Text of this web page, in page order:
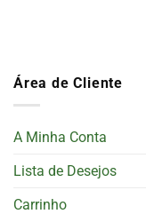
Área de Cliente
A Minha Conta
Lista de Desejos
Carrinho